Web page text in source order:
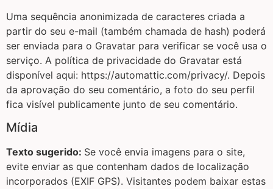
Uma sequência anonimizada de caracteres criada a
partir do seu e-mail (também chamada de hash) poderá
ser enviada para o Gravatar para verificar se você usa o
serviço. A política de privacidade do Gravatar está
disponível aqui: https://automattic.com/privacy/. Depois
da aprovação do seu comentário, a foto do seu perfil
fica visível publicamente junto de seu comentário.
Mídia
Texto sugerido: Se você envia imagens para o site,
evite enviar as que contenham dados de localização
incorporados (EXIF GPS). Visitantes podem baixar estas